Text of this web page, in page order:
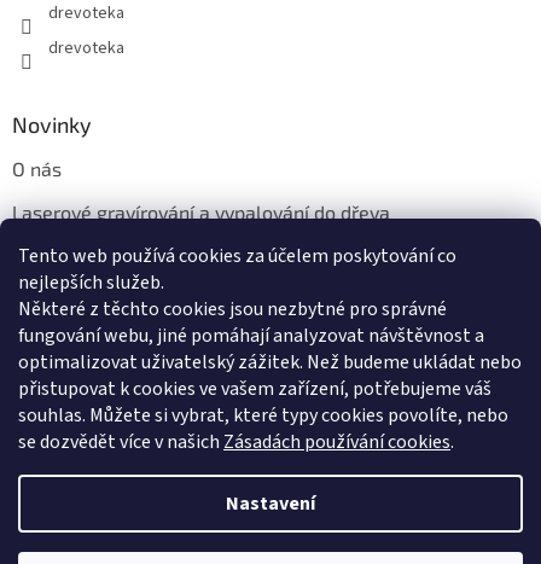
Tento web používá cookies za účelem poskytování co
nejlepších služeb.
Některé z těchto cookies jsou nezbytné pro správné
fungování webu, jiné pomáhají analyzovat návštěvnost a
optimalizovat uživatelský zážitek. Než budeme ukládat nebo
přistupovat k cookies ve vašem zařízení, potřebujeme váš
souhlas. Můžete si vybrat, které typy cookies povolíte, nebo
se dozvědět více v našich Zásadách používání cookies.
Nastavení
drevoteka
drevoteka
Novinky
O nás
Laserové gravírování a vypalování do dřeva
Proč jíst z přírodních dřevěných talířů: Ekologická a Stylová
Volba